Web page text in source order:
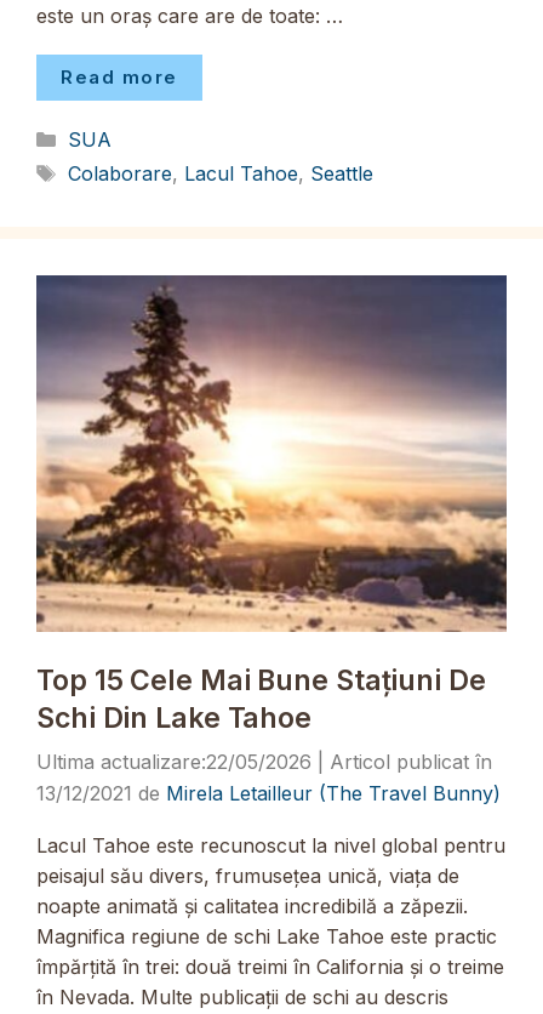
este un oraș care are de toate: …
Read more
Categorii
SUA
Etichete
Colaborare, Lacul Tahoe, Seattle
Top 15 Cele Mai Bune Stațiuni De
Schi Din Lake Tahoe
22/05/2026
13/12/2021 de Mirela Letailleur (The Travel Bunny)
Lacul Tahoe este recunoscut la nivel global pentru
peisajul său divers, frumusețea unică, viața de
noapte animată și calitatea incredibilă a zăpezii.
Magnifica regiune de schi Lake Tahoe este practic
împărțită în trei: două treimi în California și o treime
în Nevada. Multe publicații de schi au descris